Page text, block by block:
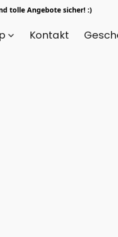
tolle Angebote sicher! :)
Kontakt